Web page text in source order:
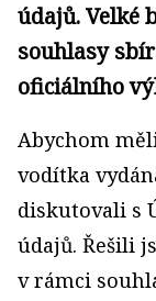
údajů. Velké
souhlasy
oficiálního
Abychom
vodítka
diskutovali s
údajů. Řešili
v rámci